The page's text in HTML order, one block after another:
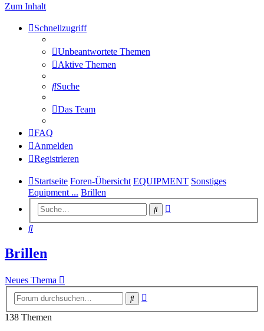
Zum Inhalt
Schnellzugriff
Unbeantwortete Themen
Aktive Themen
Suche
Das Team
FAQ
Anmelden
Registrieren
Startseite Foren-Übersicht EQUIPMENT Sonstiges
Equipment ... Brillen
Suche
Suche
Brillen
Neues Thema
Suche
138 Themen